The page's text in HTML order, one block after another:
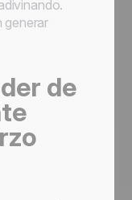
generar
de